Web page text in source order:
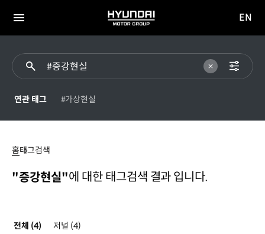
전체
HYUNDAI
MOTOR
이동
EN
연관 태그 #가상현실
홈태그검색
"증강현실"에 대한 태그검색 결과 입니다.
전체 (4) 저널 (4)